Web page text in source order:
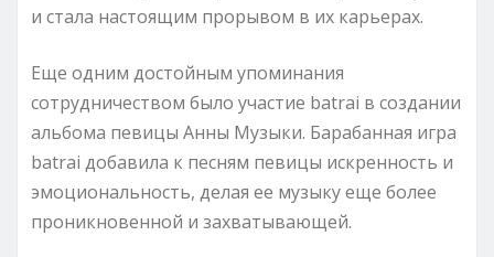
и стала настоящим прорывом в их карьерах.
Еще одним достойным упоминания
сотрудничеством было участие batrai в создании
альбома певицы Анны Музыки. Барабанная игра
batrai добавила к песням певицы искренность и
эмоциональность, делая ее музыку еще более
проникновенной и захватывающей.